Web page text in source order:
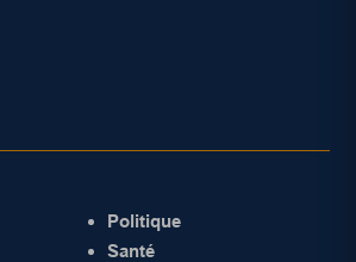
Politique
Santé